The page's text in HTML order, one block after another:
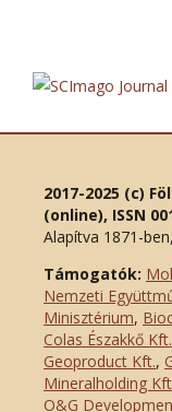
2017-2025 (c)
(online), ISSN
Alapítva 1871-
Támogatók:
Nemzeti
Minisztérium,
Colas Északkő Kft.
Geoproduct Kft.,
Mineralholding
O&G